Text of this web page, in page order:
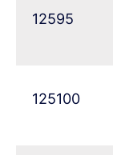
12595
125100